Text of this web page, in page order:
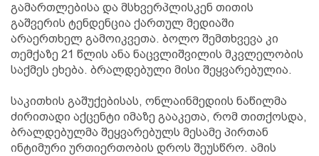
გამართლებისა და მსხვერპლისკენ თითის
გაშვერის ტენდენცია ქართულ მედიაში
არაერთხელ გამოიკვეთა. ბოლო შემთხვევა კი
თემქაზე 21 წლის ანა ნაცვლიშვილის მკვლელობის
საქმეს ეხება. ბრალდებული მისი შეყვარებულია.
საკითხის გაშუქებისას, ონლაინმედიის ნაწილმა
ძირითადი აქცენტი იმაზე გააკეთა, რომ თითქოსდა,
ბრალდებულმა შეყვარებულს მესამე პირთან
ინტიმური ურთიერთობის დროს შეუსწრო. ამის